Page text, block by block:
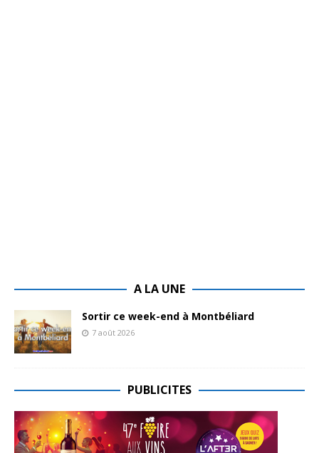
A LA UNE
Sortir ce week-end à Montbéliard
7 août 2026
PUBLICITES